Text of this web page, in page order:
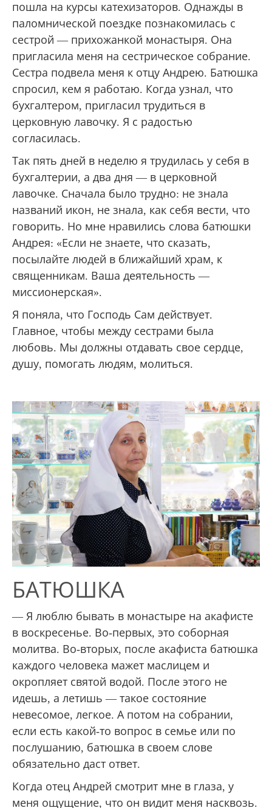
пошла на курсы катехизаторов. Однажды в
паломнической поездке познакомилась с
сестрой — прихожанкой монастыря. Она
пригласила меня на сестрическое собрание.
Сестра подвела меня к отцу Андрею. Батюшка
спросил, кем я работаю. Когда узнал, что
бухгалтером, пригласил трудиться в
церковную лавочку. Я с радостью
согласилась.
Так пять дней в неделю я трудилась у себя в
бухгалтерии, а два дня — в церковной
лавочке. Сначала было трудно: не знала
названий икон, не знала, как себя вести, что
говорить. Но мне нравились слова батюшки
Андрея: «Если не знаете, что сказать,
посылайте людей в ближайший храм, к
священникам. Ваша деятельность —
миссионерская».
Я поняла, что Господь Сам действует.
Главное, чтобы между сестрами была
любовь. Мы должны отдавать свое сердце,
душу, помогать людям, молиться.
БАТЮШКА
— Я люблю бывать в монастыре на акафисте
в воскресенье. Во-первых, это соборная
молитва. Во-вторых, после акафиста батюшка
каждого человека мажет маслицем и
окропляет святой водой. После этого не
идешь, а летишь — такое состояние
невесомое, легкое. А потом на собрании,
если есть какой-то вопрос в семье или по
послушанию, батюшка в своем слове
обязательно даст ответ.
Когда отец Андрей смотрит мне в глаза, у
меня ощущение, что он видит меня насквозь.